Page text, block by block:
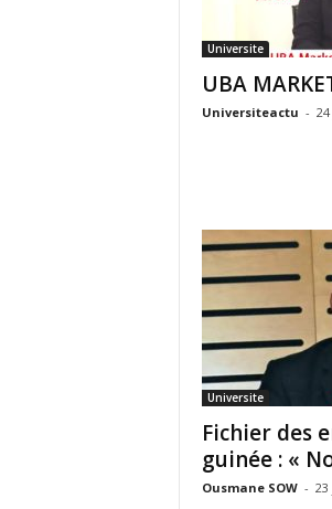
Universite
UBA
Universiteactu -
Universite
Fichier des
guinée : «
Ousmane SOW -